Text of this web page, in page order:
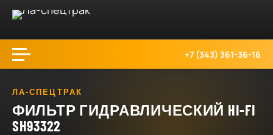
+7 (343) 361-36-16
ЛА-СПЕЦТРАК
ФИЛЬТР ГИДРАВЛИЧЕСКИЙ HI-FI
SH93322